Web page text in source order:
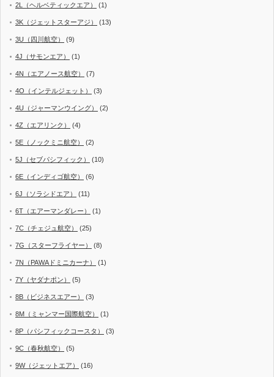
2L（ヘルベティックエア） (1)
3K（ジェットスターアジ） (13)
3U（四川航空） (9)
4J（サモンエア） (1)
4N（エアノース航空） (7)
4O（インテルジェット） (3)
4U（ジャーマンウイング） (2)
4Z（エアリンク） (4)
5E（ノックミニ航空） (2)
5J（セブパシフィック） (10)
6E（インディゴ航空） (6)
6J（ソラシドエア） (11)
6T（エアーマンダレー） (1)
7C（チェジュ航空） (25)
7G（スターフライヤー） (8)
7N（PAWAドミニカーナ） (1)
7Y（ヤダナポン） (5)
8B（ビジネスエアー） (3)
8M（ミャンマー国際航空） (1)
8P（パシフィックコースタ） (3)
9C（春秋航空） (5)
9W（ジェットエア） (16)